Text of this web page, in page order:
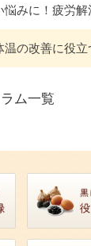
みに！疲労解
の改善に役立
ム一覧